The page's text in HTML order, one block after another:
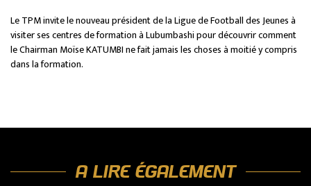
Le TPM invite le nouveau président de la Ligue de Football des Jeunes à
visiter ses centres de formation à Lubumbashi pour découvrir comment
le Chairman Moïse KATUMBI ne fait jamais les choses à moitié y compris
dans la formation.
A LIRE ÉGALEMENT